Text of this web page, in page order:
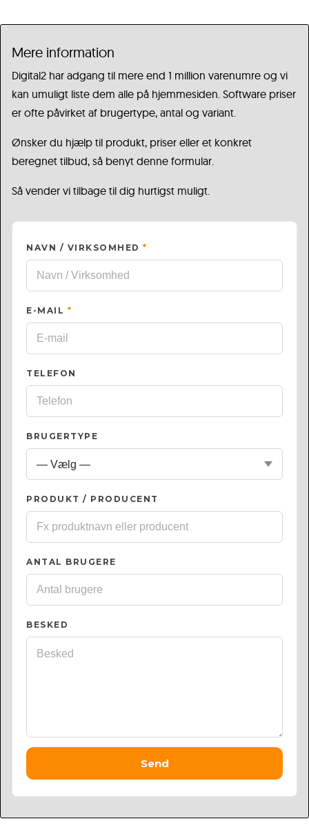
Mere information
Digital2 har adgang til mere end 1 million varenumre og vi
kan umuligt liste dem alle på hjemmesiden. Software priser
er ofte påvirket af brugertype, antal og variant.
Ønsker du hjælp til produkt, priser eller et konkret
beregnet tilbud, så benyt denne formular.
Så vender vi tilbage til dig hurtigst muligt.
NAVN / VIRKSOMHED *
E-MAIL *
TELEFON
BRUGERTYPE
PRODUKT / PRODUCENT
ANTAL BRUGERE
BESKED
Send